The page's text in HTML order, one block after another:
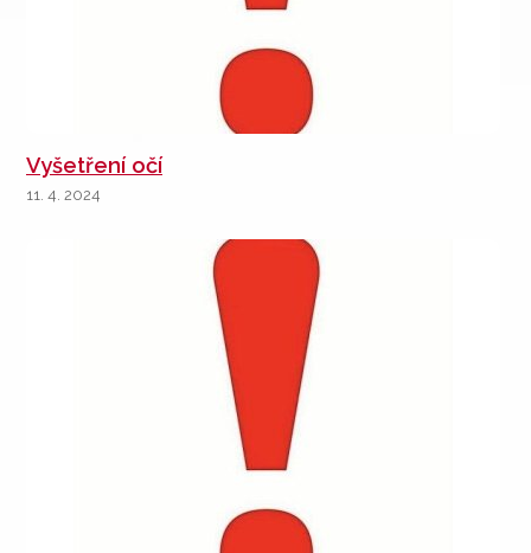
Vyšetření očí
11. 4. 2024